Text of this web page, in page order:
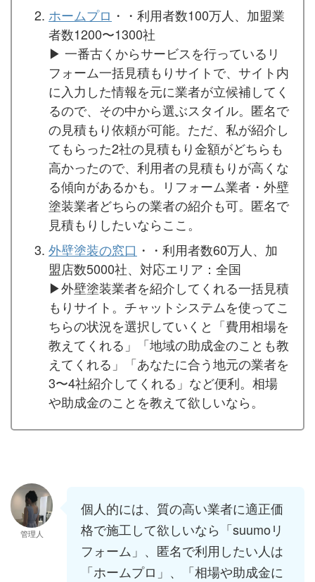
ホームプロ ・・利用者数100万人、加盟業
者数1200〜1300社
▶︎ 一番古くからサービスを行っているリ
フォーム一括見積もりサイトで、サイト内
に入力した情報を元に業者が立候補してく
るので、その中から選ぶスタイル。匿名で
の見積もり依頼が可能。ただ、私が紹介し
てもらった2社の見積もり金額がどちらも
高かったので、利用者の見積もりが高くな
る傾向があるかも。リフォーム業者・外壁
塗装業者どちらの業者の紹介も可。匿名で
見積もりしたいならここ。
外壁塗装の窓口 ・・利用者数60万人、加
盟店数5000社、対応エリア：全国
▶︎外壁塗装業者を紹介してくれる一括見積
もりサイト。チャットシステムを使ってこ
ちらの状況を選択していくと「費用相場を
教えてくれる」「地域の助成金のことも教
えてくれる」「あなたに合う地元の業者を
3〜4社紹介してくれる」など便利。相場
や助成金のことを教えて欲しいなら。
管理人
個人的には、質の高い業者に適正価
格で施工して欲しいなら「suumoリ
フォーム」、匿名で利用したい人は
「ホームプロ」、「相場や助成金に